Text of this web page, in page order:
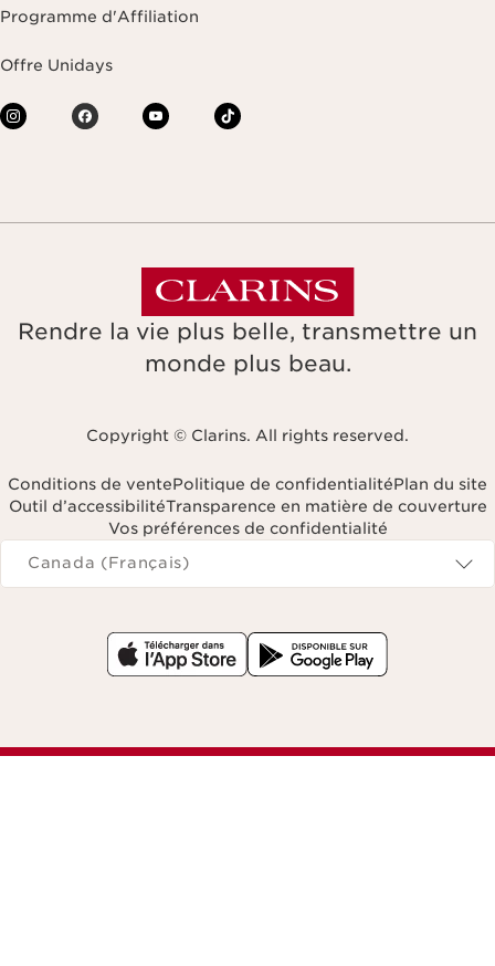
Programme d'Affiliation
Offre Unidays
Rendre la vie plus belle, transmettre un
monde plus beau.
Copyright © Clarins. All rights reserved.
Conditions de ventePolitique de confidentialitéPlan du site
Outil d’accessibilitéTransparence en matière de couverture
Vos préférences de confidentialité
Navigates to
Canada (Français)